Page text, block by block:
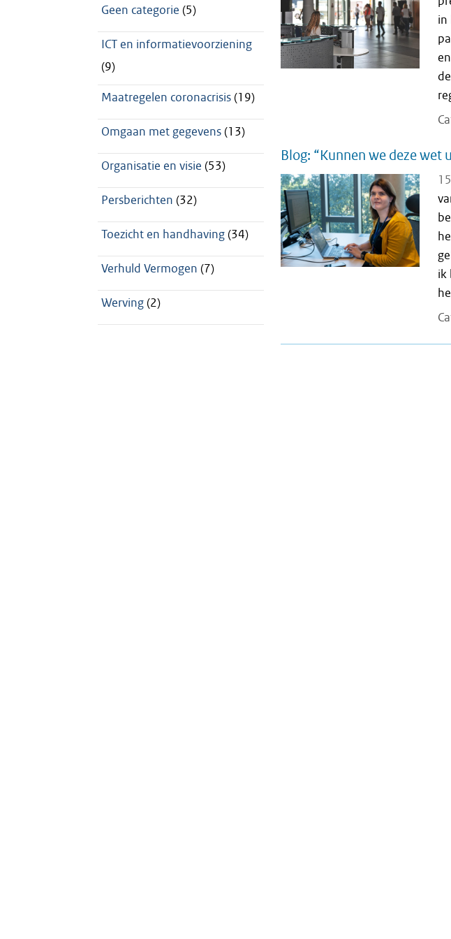
Geen categorie (5)
ICT en informatievoorziening
(9)
Maatregelen coronacrisis(19)
Omgaan met gegevens(13)
Organisatie en visie (53)
Persberichten (32)
Toezicht en handhaving(34)
Verhuld Vermogen (7)
Werving(2)
in
Blog: “Kunnen we deze wet
ik